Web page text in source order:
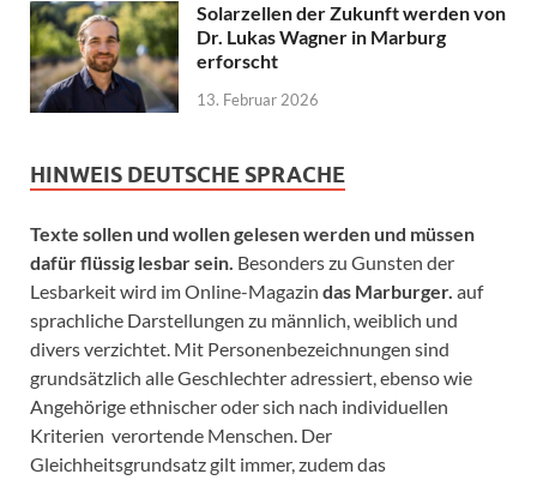
Solarzellen der Zukunft werden von
Dr. Lukas Wagner in Marburg
erforscht
13. Februar 2026
HINWEIS DEUTSCHE SPRACHE
Texte sollen und wollen gelesen werden und müssen
dafür flüssig lesbar sein. Besonders zu Gunsten der
Lesbarkeit wird im Online-Magazin das Marburger. auf
sprachliche Darstellungen zu männlich, weiblich und
divers verzichtet. Mit Personenbezeichnungen sind
grundsätzlich alle Geschlechter adressiert, ebenso wie
Angehörige ethnischer oder sich nach individuellen
Kriterien verortende Menschen. Der
Gleichheitsgrundsatz gilt immer, zudem das